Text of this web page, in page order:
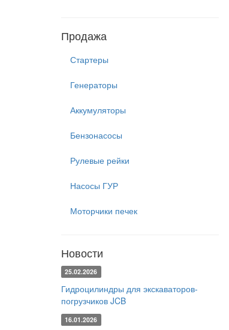
Продажа
Стартеры
Генераторы
Аккумуляторы
Бензонасосы
Рулевые рейки
Насосы ГУР
Моторчики печек
Новости
25.02.2026
Гидроцилиндры для экскаваторов-
погрузчиков JCB
16.01.2026